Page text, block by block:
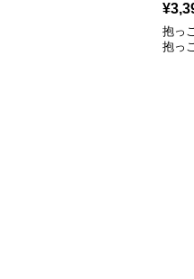
¥
抱っ
抱っ